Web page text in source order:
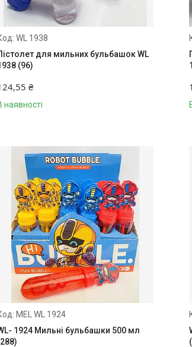
WL 1938
для мильних бульбашок WL
(96)
₴
наявності
MEL WL 1924
1924 Мильні бульбашки 500 мл